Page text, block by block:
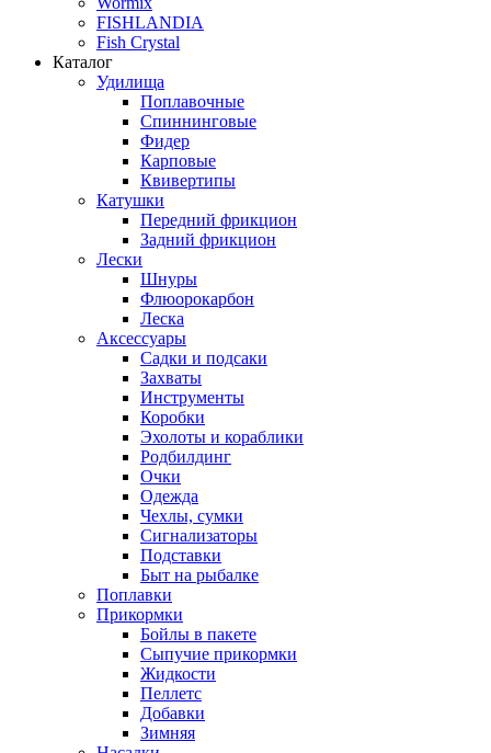
FISHLANDIA
Fish Crystal
Каталог
Удилища
Поплавочные
Спиннинговые
Фидер
Карповые
Квивертипы
Катушки
Передний фрикцион
Задний фрикцион
Лески
Шнуры
Флюорокарбон
Леска
Аксессуары
Садки и подсаки
Захваты
Инструменты
Коробки
Эхолоты и кораблики
Родбилдинг
Очки
Одежда
Чехлы, сумки
Сигнализаторы
Подставки
Быт на рыбалке
Поплавки
Прикормки
Бойлы в пакете
Сыпучие прикормки
Жидкости
Пеллетс
Добавки
Зимняя